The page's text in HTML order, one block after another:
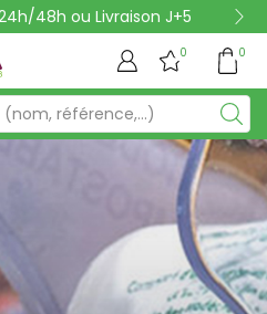
48h ou Livraison J+5
0 0